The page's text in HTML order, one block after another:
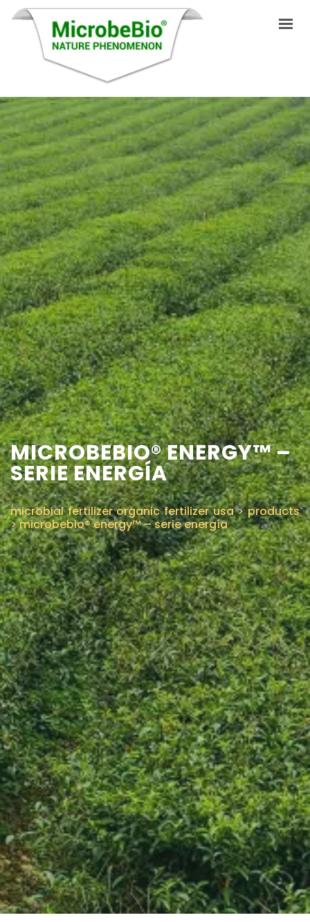
INICIO
IDIOMAS
PRODUCTOS
VIDEO
RECURSOS
APLICACIONES
BLOG
Q&A
CONTÁCTENOS
MICROBEBIO® ENERGY™ –
SERIE ENERGÍA
microbial fertilizer organic fertilizer usa>products
>microbebio® energy™ – serie energía